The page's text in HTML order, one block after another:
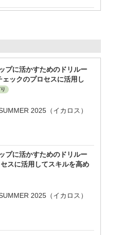
プに活かすためのドリルー
ックのプロセスに活用し
2025（イカロス）
プに活かすためのドリルー
スに活用してスキルを高め
2025（イカロス）